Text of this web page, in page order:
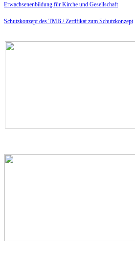
Erwachsenenbildung für Kirche und Gesellschaft
Schutzkonzept des TMB /Zertifikat zum Schutzkonzept